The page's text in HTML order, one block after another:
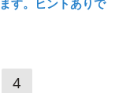
す。ヒントありで
4